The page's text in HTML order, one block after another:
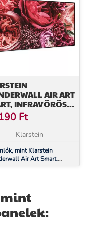
AIR ART
INFRAVÖRÖS
120 X 60
W, VIRÁG
Ft
Klarstein
mint Klarstein
Air Art Smart,
hősugárzó, 120 x 60